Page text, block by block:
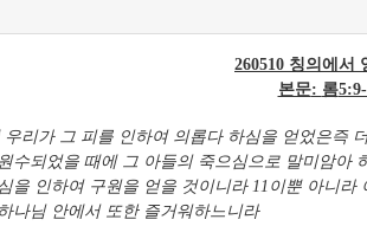
260510 칭의에서
본문: 롬
우리가 그 피를 인하여 의롭다 하심을 얻었은즉
수되었을 때에 그 아들의 죽으심으로 말미암아
을 인하여 구원을 얻을 것이니라 11 이뿐 아니라
나님 안에서 또한 즐거워하느니라